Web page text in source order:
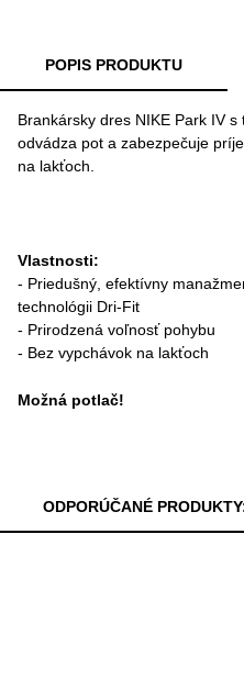
POPIS PRODUKTU
Brankársky dres NIKE Park IV
odvádza pot a zabezpečuje
na lakťoch.
Vlastnosti:
- Priedušný, efektívny
technológii Dri-Fit
- Prirodzená voľnosť pohybu
- Bez vypchávok na lakťoch
Možná potlač!
ODPORÚČANÉ